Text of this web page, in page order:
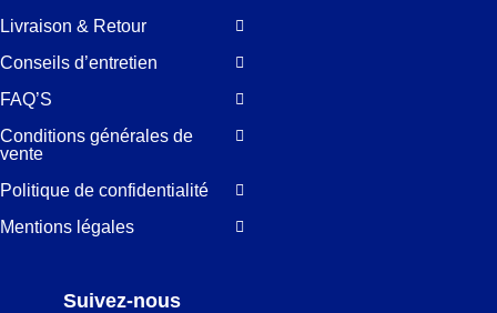
Livraison & Retour
Conseils d’entretien
FAQ’S
Conditions générales de
vente
Politique de confidentialité
Mentions légales
Suivez-nous